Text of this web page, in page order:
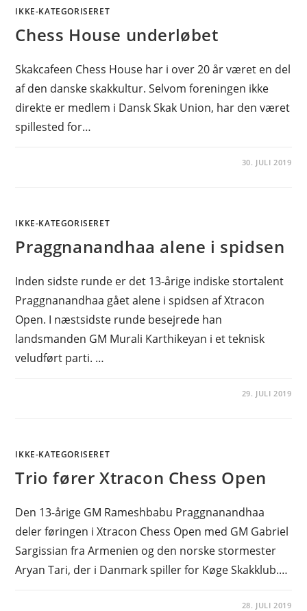
IKKE-KATEGORISERET
Chess House underløbet
Skakcafeen Chess House har i over 20 år været en del
af den danske skakkultur. Selvom foreningen ikke
direkte er medlem i Dansk Skak Union, har den været
spillested for…
30. JULI 2019
IKKE-KATEGORISERET
Praggnanandhaa alene i spidsen
Inden sidste runde er det 13-årige indiske stortalent
Praggnanandhaa gået alene i spidsen af Xtracon
Open. I næstsidste runde besejrede han
landsmanden GM Murali Karthikeyan i et teknisk
veludført parti. …
29. JULI 2019
IKKE-KATEGORISERET
Trio fører Xtracon Chess Open
Den 13-årige GM Rameshbabu Praggnanandhaa
deler føringen i Xtracon Chess Open med GM Gabriel
Sargissian fra Armenien og den norske stormester
Aryan Tari, der i Danmark spiller for Køge Skakklub.…
28. JULI 2019